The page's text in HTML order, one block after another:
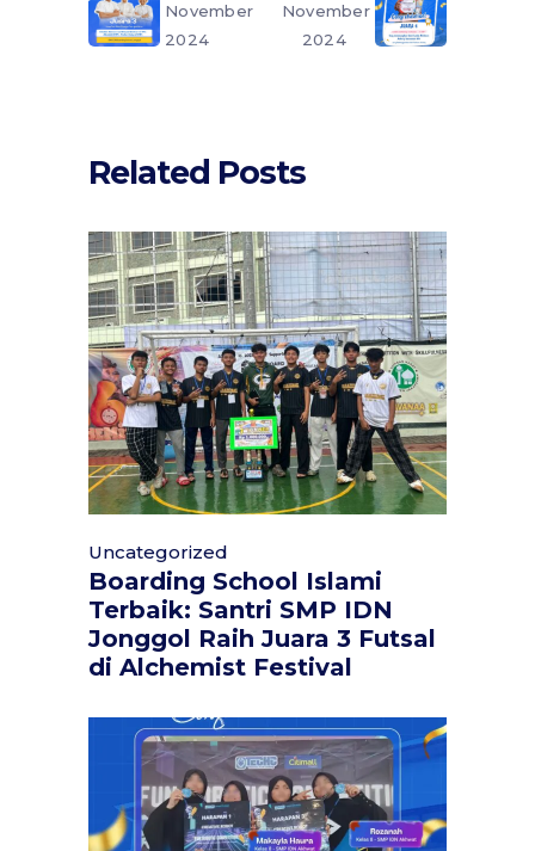
November
2024
November
2024
Related Posts
Uncategorized
Boarding School Islami
Terbaik: Santri SMP IDN
Jonggol Raih Juara 3 Futsal
di Alchemist Festival